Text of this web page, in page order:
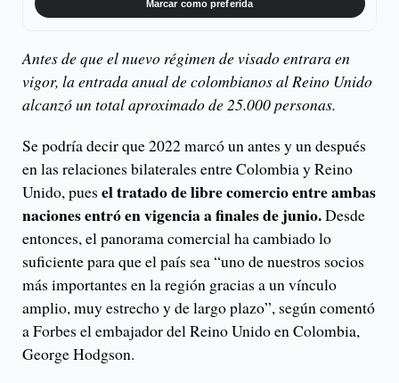
Marcar como preferida
Antes de que el nuevo régimen de visado entrara en
vigor, la entrada anual de colombianos al Reino Unido
alcanzó un total aproximado de 25.000 personas.
Se podría decir que 2022 marcó un antes y un después
en las relaciones bilaterales entre Colombia y Reino
Unido, pues el tratado de libre comercio entre ambas
naciones entró en vigencia a finales de junio.Desde
entonces, el panorama comercial ha cambiado lo
suficiente para que el país sea “uno de nuestros socios
más importantes en la región gracias a un vínculo
amplio, muy estrecho y de largo plazo”, según comentó
a Forbes el embajador del Reino Unido en Colombia,
George Hodgson.